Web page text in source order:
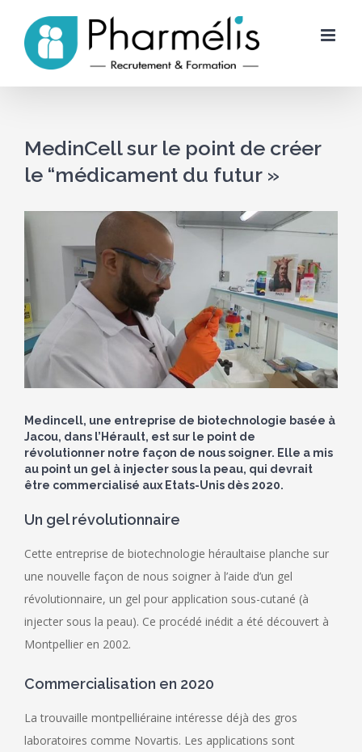
content
MedinCell sur le point de créer
le “médicament du futur »
Voir
Medincell, une entreprise de biotechnologie basée à
Jacou, dans l’Hérault, est sur le point de
révolutionner notre façon de nous soigner. Elle a mis
au point un gel à injecter sous la peau, qui devrait
être commercialisé aux Etats-Unis dès 2020.
Un gel révolutionnaire
Cette entreprise de biotechnologie héraultaise planche sur
une nouvelle façon de nous soigner à l’aide d’un gel
révolutionnaire, un gel pour application sous-cutané (à
injecter sous la peau). Ce procédé inédit a été découvert à
Montpellier en 2002.
Commercialisation en 2020​
La trouvaille montpelliéraine intéresse déjà des gros
laboratoires comme Novartis. Les applications sont